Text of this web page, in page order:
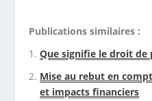
Publications similaires :
Que signifie le droit
Mise au rebut en
et impacts financiers